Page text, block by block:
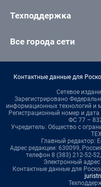
Техподдержка
Все города сети
Контактные данные для
Сетевое
Зарегистрировано
информационных технологий и
Регистрационный номер и
ФС 77 –
Учредитель: Общество с
Главный редактор:
Адрес редакции: 630099,
телефон 8 (383) 212-52-
Электронный адрес
Контактные данные для